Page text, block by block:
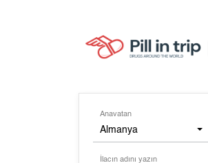
Anavatan
Almanya
İlacın adını yazın